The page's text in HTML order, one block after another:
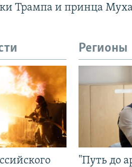
Трампа и принца
Регионы
"Путь до